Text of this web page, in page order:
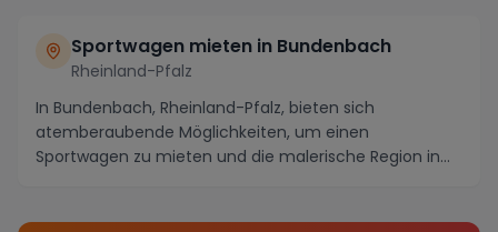
Sportwagen mieten in Bundenbach
Rheinland-Pfalz
In Bundenbach, Rheinland-Pfalz, bieten sich
atemberaubende Möglichkeiten, um einen
Sportwagen zu mieten und die malerische Region in